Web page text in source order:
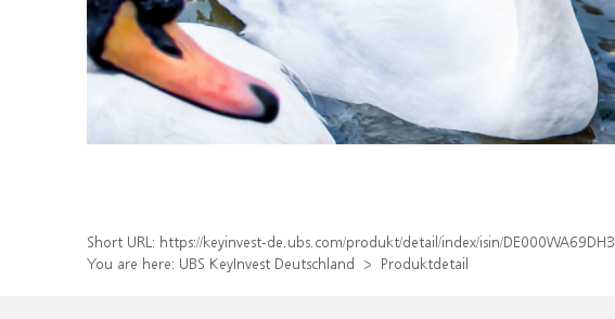
Short URL: https://keyinvest-de.ubs.com/produkt/detail/index/isin/DE000WA69DH3
You are here: UBS KeyInvest Deutschland Produktdetail